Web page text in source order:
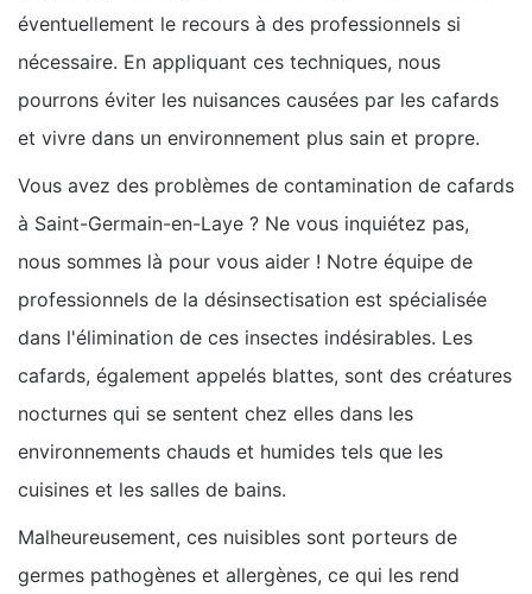
éventuellement le recours à des professionnels si
nécessaire. En appliquant ces techniques, nous
pourrons éviter les nuisances causées par les cafards
et vivre dans un environnement plus sain et propre.
Vous avez des problèmes de contamination de cafards
à Saint-Germain-en-Laye ? Ne vous inquiétez pas,
nous sommes là pour vous aider ! Notre équipe de
professionnels de la désinsectisation est spécialisée
dans l'élimination de ces insectes indésirables. Les
cafards, également appelés blattes, sont des créatures
nocturnes qui se sentent chez elles dans les
environnements chauds et humides tels que les
cuisines et les salles de bains.
Malheureusement, ces nuisibles sont porteurs de
germes pathogènes et allergènes, ce qui les rend